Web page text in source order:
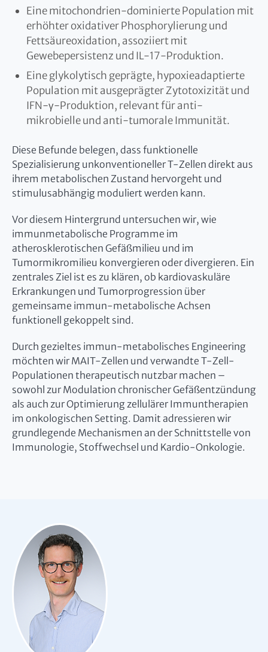
Eine mitochondrien-dominierte Population mit
erhöhter oxidativer Phosphorylierung und
Fettsäureoxidation, assoziiert mit
Gewebepersistenz und IL-17-Produktion.
Eine glykolytisch geprägte, hypoxieadaptierte
Population mit ausgeprägter Zytotoxizität und
IFN-γ-Produktion, relevant für anti-
mikrobielle und anti-tumorale Immunität.
Diese Befunde belegen, dass funktionelle
Spezialisierung unkonventioneller T-Zellen direkt aus
ihrem metabolischen Zustand hervorgeht und
stimulusabhängig moduliert werden kann.
Vor diesem Hintergrund untersuchen wir, wie
immunmetabolische Programme im
atherosklerotischen Gefäßmilieu und im
Tumormikromilieu konvergieren oder divergieren. Ein
zentrales Ziel ist es zu klären, ob kardiovaskuläre
Erkrankungen und Tumorprogression über
gemeinsame immun-metabolische Achsen
funktionell gekoppelt sind.
Durch gezieltes immun-metabolisches Engineering
möchten wir MAIT-Zellen und verwandte T-Zell-
Populationen therapeutisch nutzbar machen –
sowohl zur Modulation chronischer Gefäßentzündung
als auch zur Optimierung zellulärer Immuntherapien
im onkologischen Setting. Damit adressieren wir
grundlegende Mechanismen an der Schnittstelle von
Immunologie, Stoffwechsel und Kardio-Onkologie.